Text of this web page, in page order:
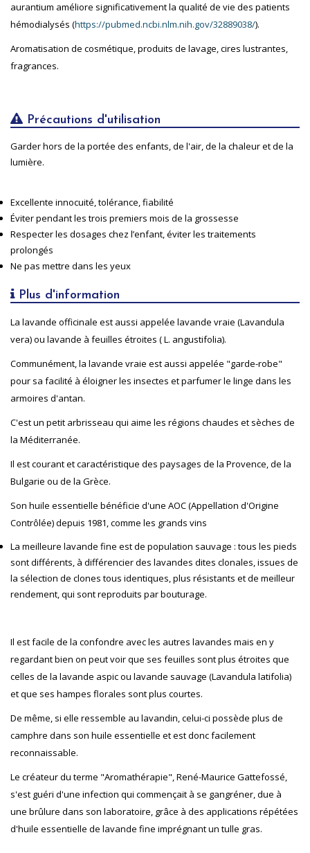
aurantium améliore significativement la qualité de vie des patients
hémodialysés (https://pubmed.ncbi.nlm.nih.gov/32889038/).
Aromatisation de cosmétique, produits de lavage, cires lustrantes,
fragrances.
Précautions d'utilisation
Garder hors de la portée des enfants, de l'air, de la chaleur et de la
lumière.
Excellente innocuité, tolérance, fiabilité
Éviter pendant les trois premiers mois de la grossesse
Respecter les dosages chez l’enfant, éviter les traitements
prolongés
Ne pas mettre dans les yeux
Plus d'information
La lavande officinale est aussi appelée lavande vraie (Lavandula
vera) ou lavande à feuilles étroites ( L. angustifolia).
Communément, la lavande vraie est aussi appelée "garde-robe"
pour sa facilité à éloigner les insectes et parfumer le linge dans les
armoires d'antan.
C'est un petit arbrisseau qui aime les régions chaudes et sèches de
la Méditerranée.
Il est courant et caractéristique des paysages de la Provence, de la
Bulgarie ou de la Grèce.
Son huile essentielle bénéficie d'une AOC (Appellation d'Origine
Contrôlée) depuis 1981, comme les grands vins
La meilleure lavande fine est de population sauvage : tous les pieds
sont différents, à différencier des lavandes dites clonales, issues de
la sélection de clones tous identiques, plus résistants et de meilleur
rendement, qui sont reproduits par bouturage.
Il est facile de la confondre avec les autres lavandes mais en y
regardant bien on peut voir que ses feuilles sont plus étroites que
celles de la lavande aspic ou lavande sauvage (Lavandula latifolia)
et que ses hampes florales sont plus courtes.
De même, si elle ressemble au lavandin, celui-ci possède plus de
camphre dans son huile essentielle et est donc facilement
reconnaissable.
Le créateur du terme "Aromathérapie", René-Maurice Gattefossé,
s'est guéri d'une infection qui commençait à se gangréner, due à
une brûlure dans son laboratoire, grâce à des applications répétées
d'huile essentielle de lavande fine imprégnant un tulle gras.